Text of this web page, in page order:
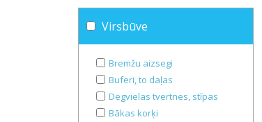
Virsbūve
Bremžu aizsegi
Buferi, to daļas
Degvielas tvertnes, stīpas
Bākas korķi